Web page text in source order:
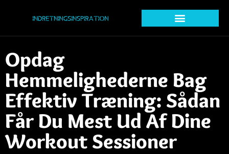
Opdag
Hemmelighederne Bag
Effektiv Træning: Sådan
Får Du Mest Ud Af Dine
Workout Sessioner